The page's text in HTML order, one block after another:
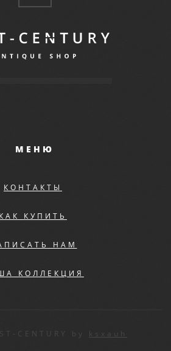
МЕНЮ
КОНТАКТЫ
КАК КУПИТЬ
НАМ
КОЛЛЕКЦИЯ
CENTURY by ksxauh